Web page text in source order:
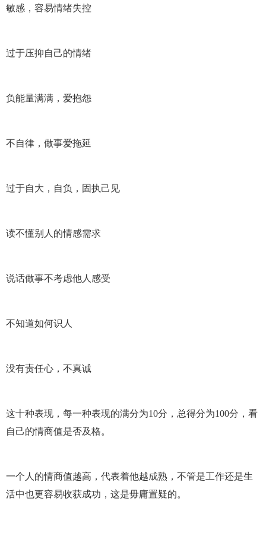
敏感，容易情绪失控
过于压抑自己的情绪
负能量满满，爱抱怨
不自律，做事爱拖延
过于自大，自负，固执己见
读不懂别人的情感需求
说话做事不考虑他人感受
不知道如何识人
没有责任心，不真诚
这十种表现，每一种表现的满分为10分，总得分为100分，看
自己的情商值是否及格。
一个人的情商值越高，代表着他越成熟，不管是工作还是生
活中也更容易收获成功，这是毋庸置疑的。